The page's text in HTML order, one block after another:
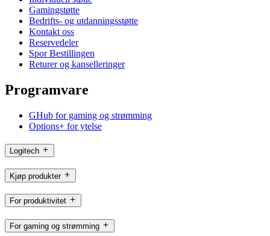
Gamingstøtte
Bedrifts- og utdanningsstøtte
Kontakt oss
Reservedeler
Spor Bestillingen
Returer og kanselleringer
Programvare
GHub for gaming og strømming
Options+ for ytelse
Logitech
Kjøp produkter
For produktivitet
For gaming og strømming